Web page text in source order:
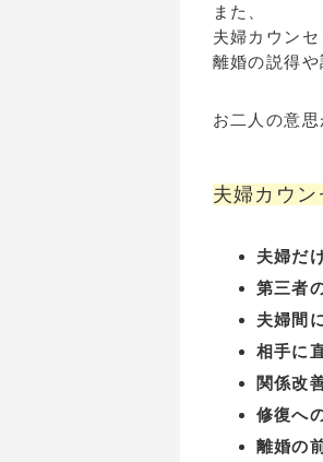
また、
夫婦カウン
離婚の説得や
お二人の意
夫婦カウ
夫婦だ
第三者
夫婦間
相手に
関係改
修復へ
離婚の